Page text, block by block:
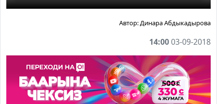
Автор:Динара Абдыкадырова
14:0003-09-2018